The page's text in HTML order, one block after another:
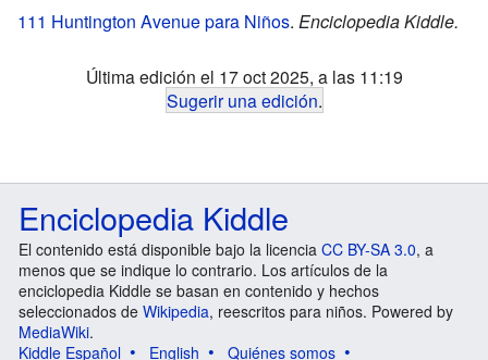
111 Huntington Avenue para Niños. Enciclopedia Kiddle.
Última edición el 17 oct 2025, a las 11:19
Sugerir una edición.
Enciclopedia Kiddle
El contenido está disponible bajo la licencia CC BY-SA 3.0, a
menos que se indique lo contrario. Los artículos de la
enciclopedia Kiddle se basan en contenido y hechos
seleccionados de Wikipedia, reescritos para niños. Powered by
MediaWiki.
Kiddle Español
English Quiénes somos